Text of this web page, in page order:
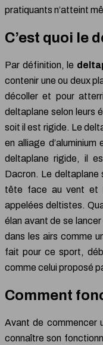
pratiquants n’atteint
C’est quoi le
Par définition, le
contenir une ou deux
décoller et pour
deltaplane selon leurs
soit il est rigide. Le
en alliage
deltaplane rigide, il
Dacron. Le deltaplane
tête face au vent et
appelées deltistes.
élan avant de se
dans les airs comme
fait pour ce sport,
comme celui proposé
Comment
Avant de commencer
connaître son